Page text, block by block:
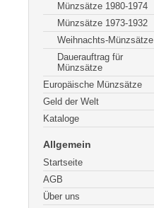
Münzsätze 1980-1974
Münzsätze 1973-1932
Weihnachts-Münzsätze
Dauerauftrag für
Münzsätze
Europäische Münzsätze
Geld der Welt
Kataloge
Allgemein
Startseite
AGB
Über uns